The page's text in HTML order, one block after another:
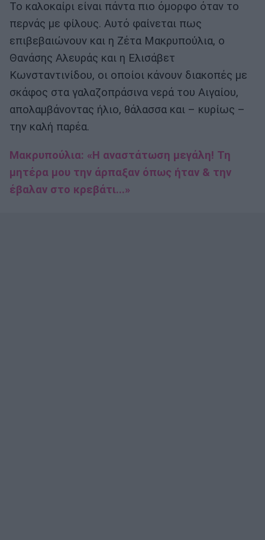
Το καλοκαίρι είναι πάντα πιο όμορφο όταν το
περνάς με φίλους. Αυτό φαίνεται πως
επιβεβαιώνουν και η Ζέτα Μακρυπούλια, ο
Θανάσης Αλευράς και η Ελισάβετ
Κωνσταντινίδου, οι οποίοι κάνουν διακοπές με
σκάφος στα γαλαζοπράσινα νερά του Αιγαίου,
απολαμβάνοντας ήλιο, θάλασσα και – κυρίως –
την καλή παρέα.
Μακρυπούλια: «Η αναστάτωση μεγάλη! Τη
μητέρα μου την άρπαξαν όπως ήταν & την
έβαλαν στο κρεβάτι...»